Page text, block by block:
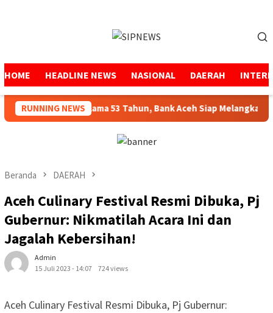
HOME HEADLINE NEWS NASIONAL DAERAH
RUNNING NEWS
Amanah Selama 53 Tahun, Bank Aceh Siap Melangkah
Beranda DAERAH
Aceh Culinary Festival Resmi Dibuka, Pj
Gubernur: Nikmatilah Acara Ini dan
Jagalah Kebersihan!
Admin
15 Juli 2023 - 14:07
724 views
Aceh Culinary Festival Resmi Dibuka, Pj Gubernur: